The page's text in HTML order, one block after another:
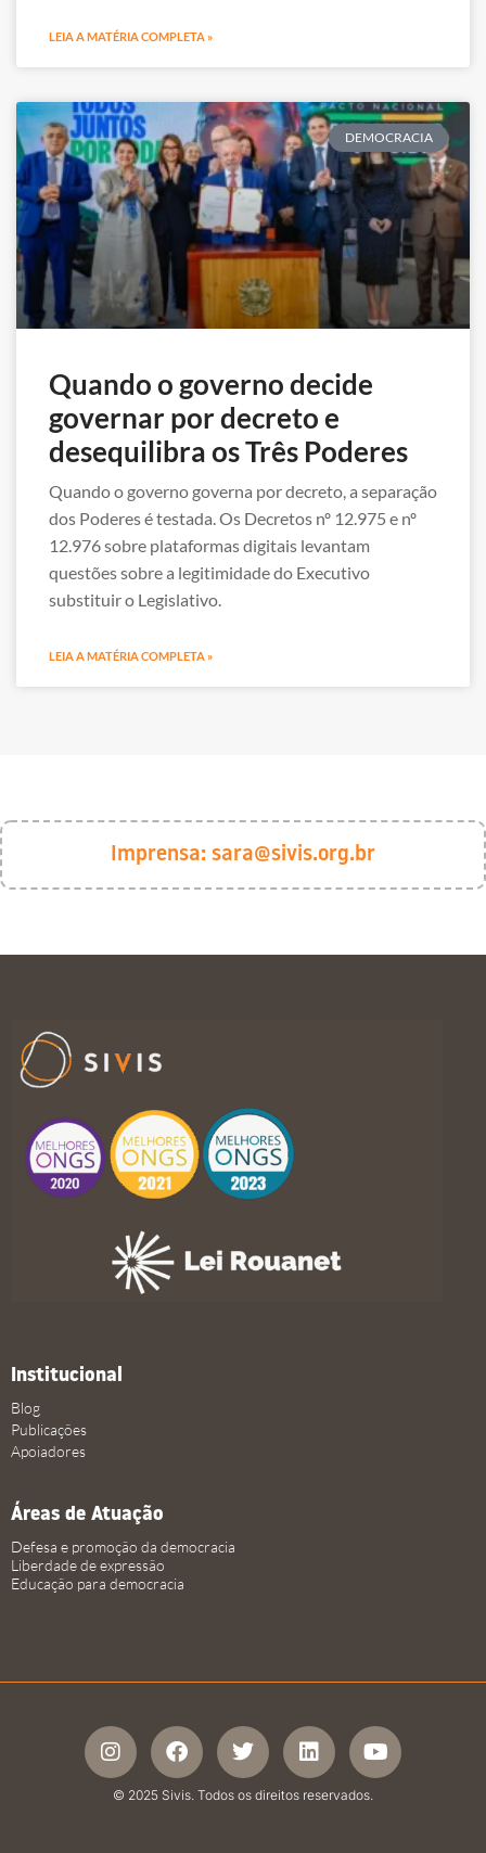
LEIA A MATÉRIA COMPLETA »
DEMOCRACIA
Quando o governo decide
governar por decreto e
desequilibra os Três Poderes
Quando o governo governa por decreto, a separação
dos Poderes é testada. Os Decretos nº 12.975 e nº
12.976 sobre plataformas digitais levantam
questões sobre a legitimidade do Executivo
substituir o Legislativo.
LEIA A MATÉRIA COMPLETA »
Imprensa: sara@sivis.org.br
Institucional
Blog
Publicações
Apoiadores
Áreas de Atuação
Defesa e promoção da democracia
Liberdade de expressão
Educação para democracia
© 2025 Sivis. Todos os direitos reservados.